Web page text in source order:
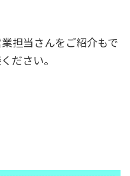
担当さんをご紹介もで
ださい。